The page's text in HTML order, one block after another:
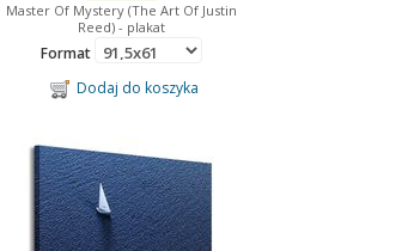
Master Of Mystery (The Art Of Justin
Reed) - plakat
Format
Dodaj do koszyka